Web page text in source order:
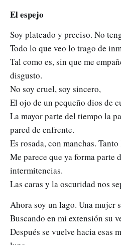
El espejo
Soy plateado y preciso. No
Todo lo que veo lo trago de
Tal como es, sin que me
disgusto.
No soy cruel, soy sincero,
El ojo de un pequeño dios de
La mayor parte del tiempo la
pared de enfrente.
Es rosada, con manchas.
Me parece que ya forma parte
intermitencias.
Las caras y la oscuridad nos
Ahora soy un lago. Una mujer
Buscando en mi extensión su
Después se vuelve hacia esas